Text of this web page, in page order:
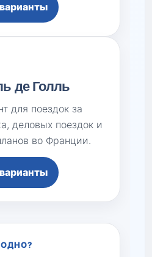
де Голль
для поездок за
деловых поездок и
во Франции.